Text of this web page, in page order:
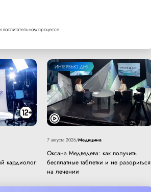
процессе.
кардиолог
ИНТЕРВЬЮ ДНЯ
7 августа 2026/Медицина
Оксана Медведева: как получить
бесплатные таблетки и не разориться
на лечении